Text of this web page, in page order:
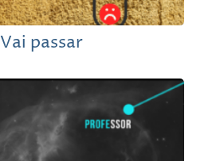
Vai passar